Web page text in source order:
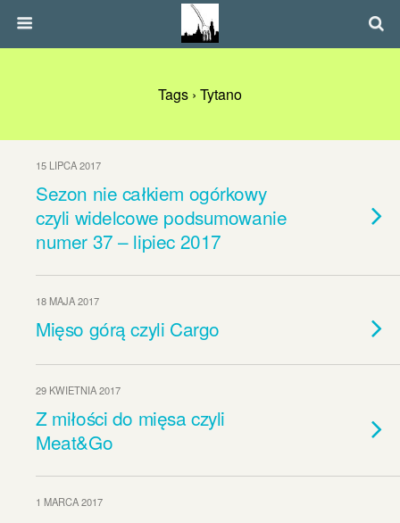
Tags › Tytano
15 LIPCA 2017
Sezon nie całkiem ogórkowy
czyli widelcowe podsumowanie
numer 37 – lipiec 2017
18 MAJA 2017
Mięso górą czyli Cargo
29 KWIETNIA 2017
Z miłości do mięsa czyli
Meat&Go
1 MARCA 2017